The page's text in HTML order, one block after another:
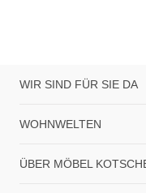
WIR SIND FÜR SIE DA
WOHNWELTEN
ÜBER MÖBEL